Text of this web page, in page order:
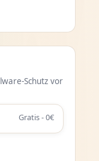
Schutz vor
Gratis - 0€